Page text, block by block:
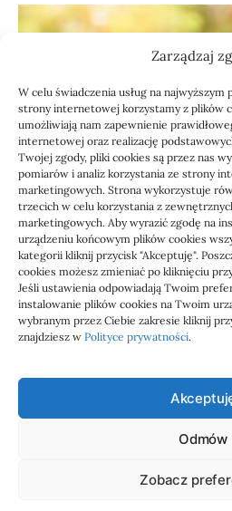
Zarządzaj
W celu świadczenia usług na najwyższym
strony internetowej korzystamy z plików
umożliwiają nam zapewnienie
internetowej oraz realizację
Twojej zgody, pliki cookies są przez nas
pomiarów i analiz korzystania ze strony
marketingowych. Strona wykorzystuje
trzecich w celu korzystania z
marketingowych. Aby wyrazić zgodę na
urządzeniu końcowym plików cookies
kategorii kliknij przycisk "Akceptuję".
cookies możesz zmieniać po kliknięciu
Jeśli ustawienia odpowiadają Twoim
instalowanie plików cookies na Twoim
wybranym przez Ciebie zakresie kliknij
znajdziesz w Polityce prywatności.
Odmów
Zobacz
Usługi
Jak sprawdzić
zaległości
Definicja: Weryfikacja, czy
przejmie zaległości w
Admar
wizytówki